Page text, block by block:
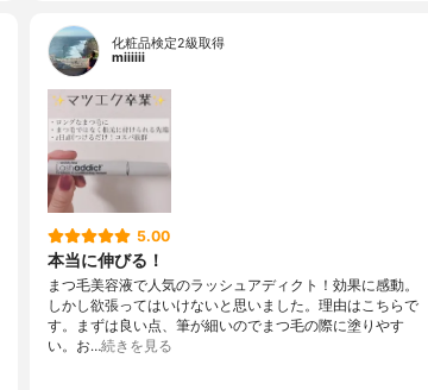
化粧品検定2級取得
miiiiii
5.00
本当に伸びる！
まつ毛美容液で人気のラッシュアディクト！効果に感動。
しかし欲張ってはいけないと思いました。理由はこちらで
す。まずは良い点、筆が細いのでまつ毛の際に塗りやす
い。お…続きを見る